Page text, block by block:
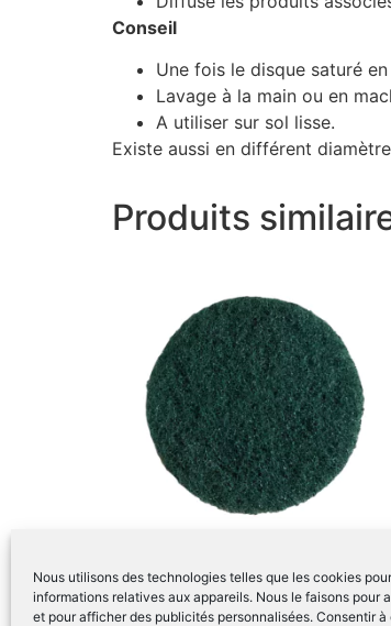
Nous utilisons des technologies telles que les cookies
informations relatives aux appareils. Nous le faisons pour
et pour afficher des publicités personnalisées. Consentir
Conseil
Une fois le disque saturé
Lavage à la main ou en
A utiliser sur sol lisse.
Existe aussi en différent
Produits
Disque abrasif pour monobrosse
– Vert – 380mm